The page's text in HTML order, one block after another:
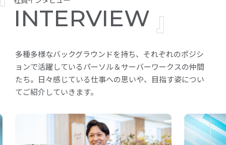
INTERVIEW
多種多様なバックグラウンドを持ち、それぞれのポジシ
ョンで活躍しているパーソル＆サーバーワークスの仲間
たち。日々感じている仕事への思いや、目指す姿につい
てご紹介していきます。